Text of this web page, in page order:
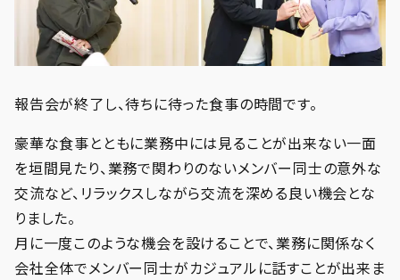
報告会が終了し、待ちに待った食事の時間です。
豪華な食事とともに業務中には見ることが出来ない一面
を垣間見たり、業務で関わりのないメンバー同士の意外な
交流など、リラックスしながら交流を深める良い機会とな
りました。
月に一度このような機会を設けることで、業務に関係なく
会社全体でメンバー同士がカジュアルに話すことが出来ま